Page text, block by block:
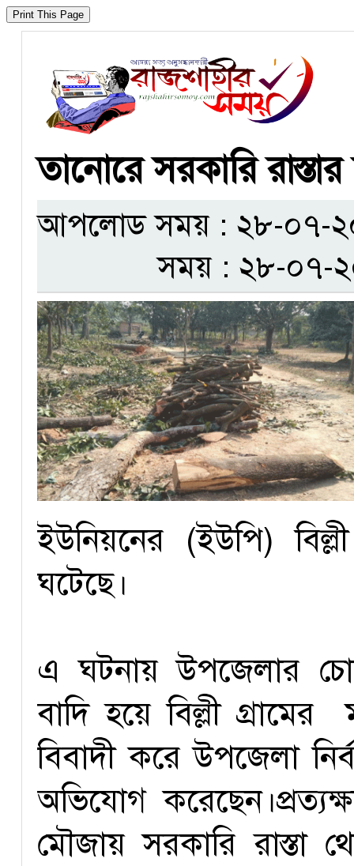
তানোরে সরকারি
আপলোড সময় : ২৮-০৭-
সময় : ২৮-০৭-
ইউনিয়নের (ইউপি)
ঘটেছে।
এ ঘটনায় উপজেলার
বাদি হয়ে বিল্লী
বিবাদী করে উপজেলা
অভিযোগ
মৌজায় সরকারি রাস্তা